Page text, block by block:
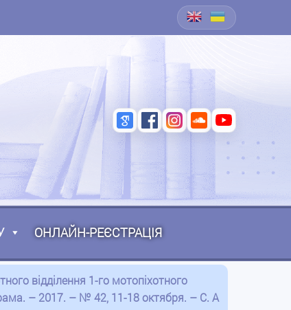
ОНЛАЙН-РЕЄСТРАЦІЯ
відділення 1-го мотопіхотного
– 2017. – № 42, 11-18 октября. – С. А